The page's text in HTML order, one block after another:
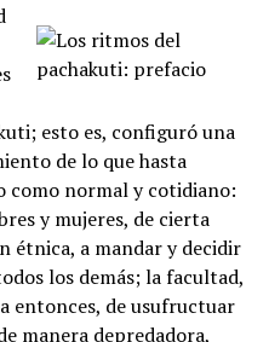
esto es, configuró una
de lo que hasta
como normal y cotidiano:
y mujeres, de cierta
étnica, a mandar y decidir
los demás; la facultad,
entonces, de usufructuar
manera depredadora,